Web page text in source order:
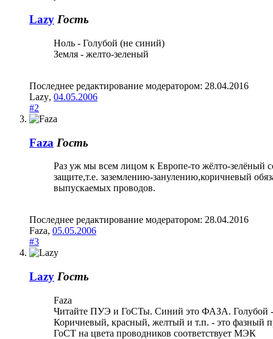
Lazy Гость
Ноль - Голубой (не синий)
Земля - желто-зеленый
Последнее редактирование модератором: 28.04.2016
Lazy, 04.05.2006
#2
Faza Гость
Раз уж мы всем лицом к Европе-то жёлто-зелёный
защите,т.е. заземлению-занулению,коричневый
выпускаемых проводов.
Последнее редактирование модератором: 28.04.2016
Faza, 05.05.2006
#3
Lazy Гость
Faza
Читайте ПУЭ и ГоСТы. Синий это ФАЗА. Голубой
Коричневый, красный, желтый и т.п. - это фазный
ГоСТ на цвета проводников соответствует МЭК